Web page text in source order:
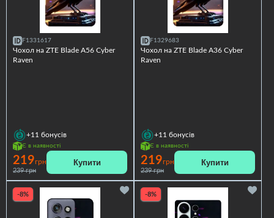
F1331617
Чохол на ZTE Blade A56 Cyber
Raven
+11 бонусів
Є в наявності
219грн
239 грн
Купити
F1329683
Чохол на ZTE Blade A36 Cyber
Raven
+11 бонусів
Є в наявності
219грн
239 грн
Купити
-8% -8%